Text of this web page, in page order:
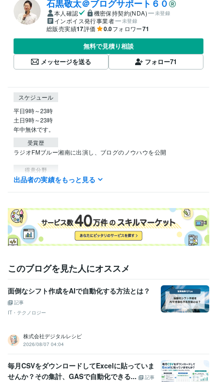
石黒敬太＠ブログサポート６０
本人確認 機密保持契約(NDA) 未登録
インボイス発行事業者 未登録
総販売実績17評価 0.0フォロワー71
無料で見積り相談
メッセージを送る
フォロー71
スケジュール
平日9時～23時
土日9時～23時
年中無休です。
受賞歴
ラジオFMブルー湘南に出演し、ブログのノウハウを公開
得意分野
Web制作・HP作成・EC構築 はてなブログの設定やデザイン
出品者の実績をもっと見る
このブログを見た人にオススメ
面倒なシフト作成をAIで自動化する方法とは？
記事
IT・テクノロジー
株式会社デジタルレシピ
2026/08/07 04:04
毎月CSVをダウンロードしてExcelに貼っていま
せんか？その集計、GASで自動化できる...
記事